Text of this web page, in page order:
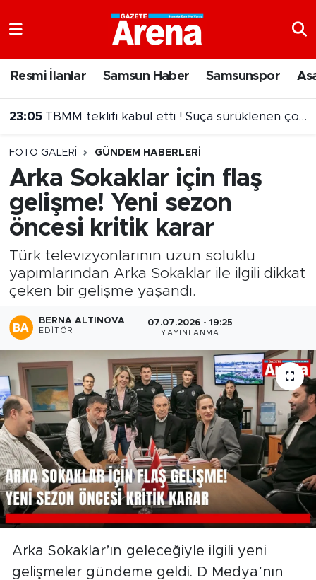
Resmi İlanlar Samsun Haber Samsunspor
23:05 TBMM teklifi kabul etti ! Suça sürüklenen çocuk ibaresi değişti
22:54 Ünlü sanatçı Cansever’den acı haber
FOTO GALERI GÜNDEM HABERLERI
Arka Sokaklar için flaş
gelişme! Yeni sezon
öncesi kritik karar
Türk televizyonlarının uzun soluklu
yapımlarından Arka Sokaklar ile ilgili dikkat
çeken bir gelişme yaşandı.
BERNA ALTINOVA
EDITÖR
07.07.2026 - 19:25
YAYINLANMA
Arka Sokaklar’ın geleceğiyle ilgili yeni
gelişmeler gündeme geldi. D Medya’nın
Süper Lig Puan Durumu ve Fikstür
Tüm Manşetler
Son Dakika Haberleri